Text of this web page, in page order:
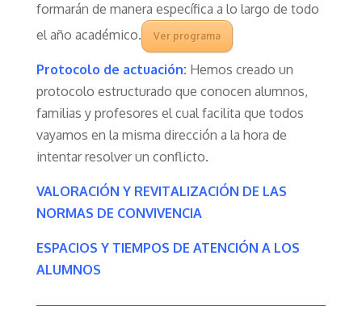
formarán de manera específica a lo largo de todo
el año académico.
Ver programa
Protocolo de actuación: Hemos creado un
protocolo estructurado que conocen alumnos,
familias y profesores el cual facilita que todos
vayamos en la misma dirección a la hora de
intentar resolver un conflicto.
VALORACIÓN Y REVITALIZACIÓN DE LAS
NORMAS DE CONVIVENCIA
ESPACIOS Y TIEMPOS DE ATENCIÓN A LOS
ALUMNOS